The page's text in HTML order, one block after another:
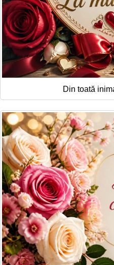
Invitatii personalizate
Din toată